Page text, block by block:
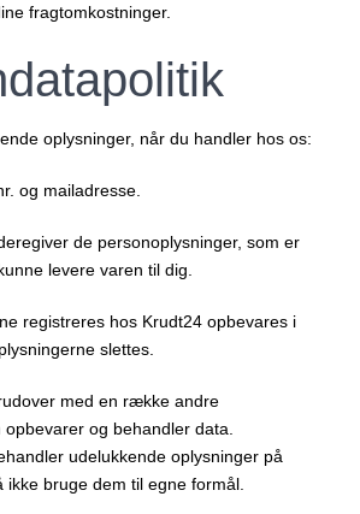
fragtomkostninger.
oplysninger, når du handler hos os:
og mailadresse.
de personoplysninger, som er
levere varen til dig.
registreres hos Krudt24 opbevares i
slettes.
med en række andre
og behandler data.
udelukkende oplysninger på
ikke bruge dem til egne formål.